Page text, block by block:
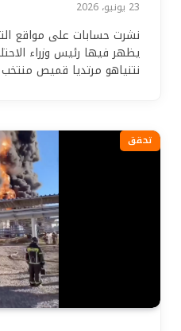
23 يونيو، 2026
نشرت حسابات على مواقع
يظهر فيها رئيس وزراء
نتنياهو مرتديا قميص
تحقق